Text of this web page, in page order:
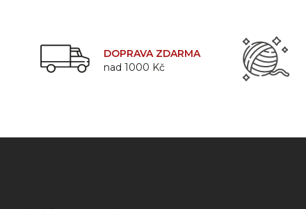
DOPRAVA ZDARMA
nad 1000 Kč